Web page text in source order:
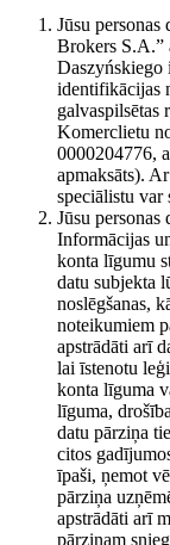
Jūsu
Brokers S.A.”
Daszyńskiego
identifikācijas
galvaspilsētas
Komerclietu
0000204776,
apmaksāts).
speciālistu var
Jūsu
Informācijas
konta līgumu
datu subjekta
noslēgšanas,
noteikumiem
apstrādāti arī
lai īstenotu
konta līguma
līguma,
datu pārziņa
citos
īpaši, ņemot
pārziņa
apstrādāti arī
pārziņam